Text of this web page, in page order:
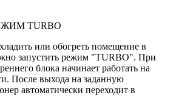
TURBO
или обогреть помещение в
запустить режим "TURBO". При
блока начинает работать на
После выхода на заданную
автоматически переходит в